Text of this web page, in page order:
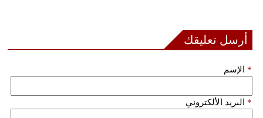
أرسل تعليقك
الإسم *
البريد الألكتروني *